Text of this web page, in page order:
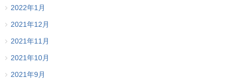
2022年1月
2021年12月
2021年11月
2021年10月
2021年9月